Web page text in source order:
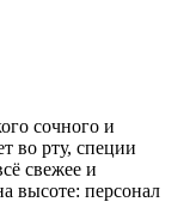
сочного и
во рту, специи
свежее и
высоте: персонал